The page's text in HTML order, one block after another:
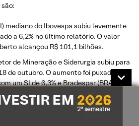
mediano do Ibovespa subiu levemente
a 6,2% no último relatório. O valor
alcançou R$ 101,1 bilhões.
de Mineração e Siderurgia subiu para
de outubro. O aumento foi puxado por
um SI de 6,3% e Bradespar (BRAP4)
seu free float alugado.
apresentou uma redução no SI
semanas atrás para atuais 6,4%.